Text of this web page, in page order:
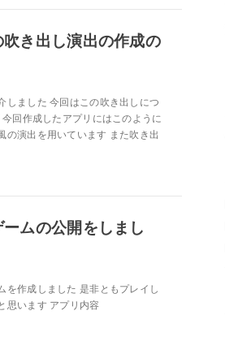
き出し演出の作成の
しました 今回はこの吹き出しにつ
回作成したアプリにはこのように
の演出を用いています また吹き出
ムの公開をしまし
を作成しました 是非ともプレイし
思います アプリ内容